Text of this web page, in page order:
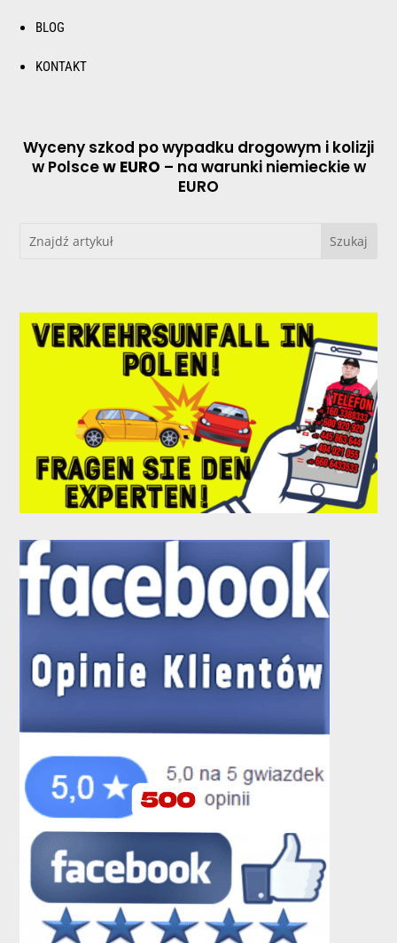
BLOG
KONTAKT
Wyceny szkod po wypadku drogowym i kolizji
w Polscew EURO – na warunki niemieckie w
EURO